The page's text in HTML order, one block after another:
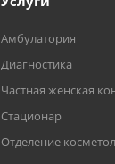
Амбулатория
Диагностика
Частная женская
Стационар
Отделение